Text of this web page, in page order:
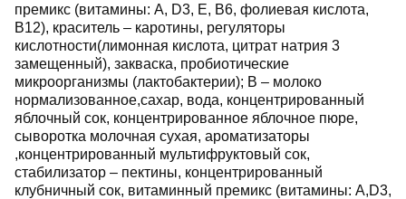
премикс (витамины: А, D3, Е, В6, фолиевая кислота,
В12), краситель – каротины, регуляторы
кислотности(лимонная кислота, цитрат натрия 3
замещенный), закваска, пробиотические
микроорганизмы (лактобактерии); В – молоко
нормализованное,сахар, вода, концентрированный
яблочный сок, концентрированное яблочное пюре,
сыворотка молочная cухая, ароматизаторы
,концентрированный мультифруктовый сок,
стабилизатор – пектины, концентрированный
клубничный сок, витаминный премикс (витамины: А,D3,